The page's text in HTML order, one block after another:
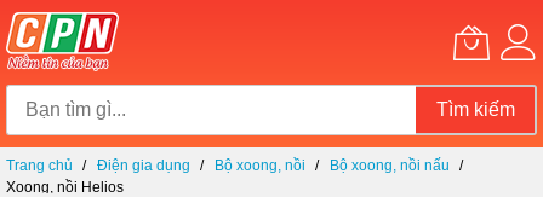
Tìm kiếm
Chuyển
đến
Trang chủ Điện gia dụng Bộ xoong, nồi
Bộ xoong, nồi nấu
Xoong, nồi Helios